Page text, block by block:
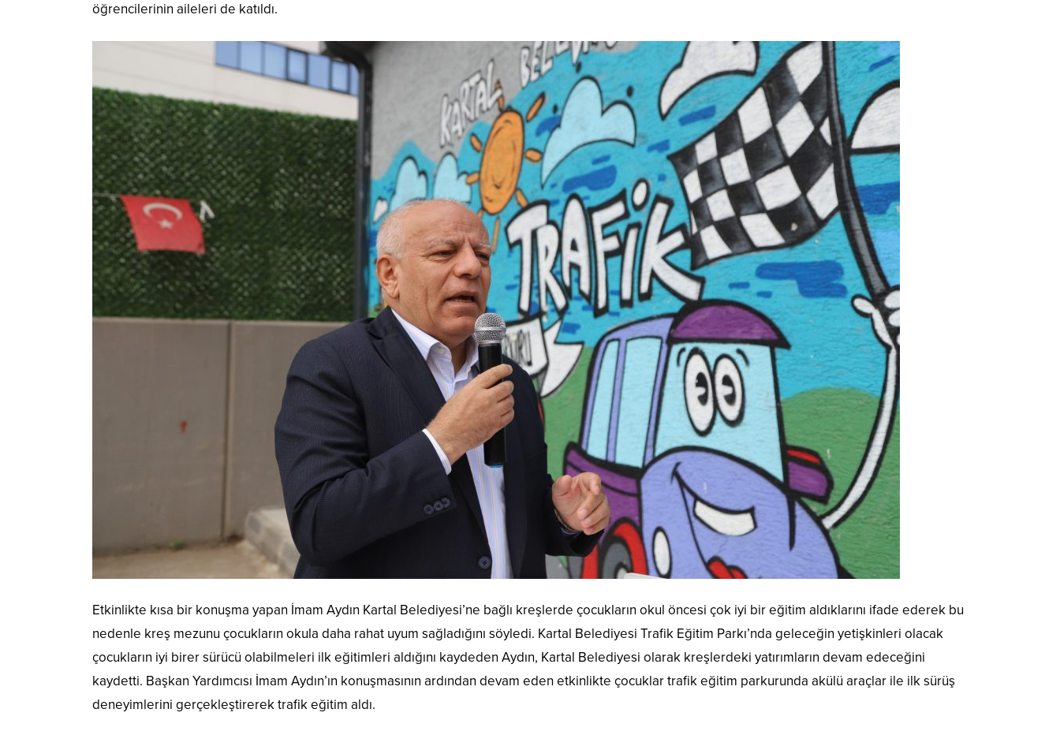
öğrencilerinin aileleri de katıldı.
Etkinlikte kısa bir konuşma yapan İmam Aydın Kartal Belediyesi’ne bağlı kreşlerde çocukların okul öncesi çok iyi bir eğitim aldıklarını ifade ederek bu
nedenle kreş mezunu çocukların okula daha rahat uyum sağladığını söyledi. Kartal Belediyesi Trafik Eğitim Parkı’nda geleceğin yetişkinleri olacak
çocukların iyi birer sürücü olabilmeleri ilk eğitimleri aldığını kaydeden Aydın, Kartal Belediyesi olarak kreşlerdeki yatırımların devam edeceğini
kaydetti. Başkan Yardımcısı İmam Aydın’ın konuşmasının ardından devam eden etkinlikte çocuklar trafik eğitim parkurunda akülü araçlar ile ilk sürüş
deneyimlerini gerçekleştirerek trafik eğitim aldı.